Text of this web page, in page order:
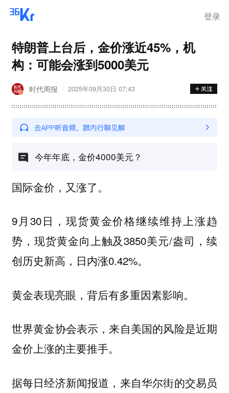
登录
特朗普上台后，金价涨近45%，机
构：可能会涨到5000美元
时代周报 2025年09月30日 07:43
今年年底，金价4000美元？
国际金价，又涨了。
9月30日，现货黄金价格继续维持上涨趋
势，现货黄金向上触及3850美元/盎司，续
创历史新高，日内涨0.42%。
黄金表现亮眼，背后有多重因素影响。
世界黄金协会表示，来自美国的风险是近期
金价上涨的主要推手。
据每日经济新闻报道，来自华尔街的交易员